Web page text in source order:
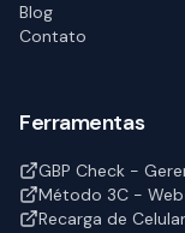
Blog
Contato
Ferramentas
GBP Check -
Método 3C -
Recarga de